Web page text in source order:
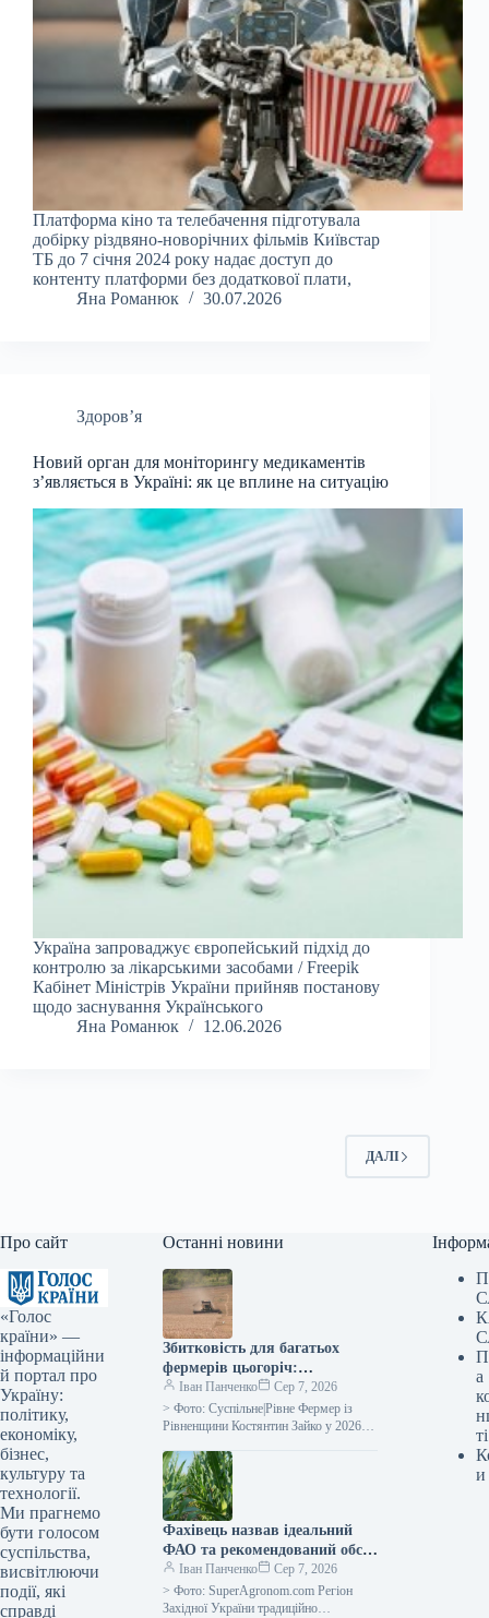
Платформа кіно та телебачення підготувала
добірку різдвяно-новорічних фільмів Київстар
ТБ до 7 січня 2024 року надає доступ до
контенту платформи без додаткової плати,
Яна Романюк
30.07.2026
Здоров’я
Новий орган для моніторингу медикаментів
з’являється в Україні: як це вплине на ситуацію
Україна запроваджує європейський підхід до
контролю за лікарськими засобами / Freepik
Кабінет Міністрів України прийняв постанову
щодо заснування Українського
Яна Романюк
12.06.2026
ДАЛІ
Про сайт
«Голос
країни» —
інформаційни
й портал про
Україну:
політику,
економіку,
бізнес,
культуру та
технології.
Ми прагнемо
бути голосом
суспільства,
висвітлюючи
події, які
справді
Останні новини
Збитковість для багатьох
фермерів цьогоріч:
рівненський аграрій про ціни
на зерно —
SuperAgronom.com
Іван Панченко
Сер 7, 2026
> Фото: Суспільне|Рівне Фермер із
Рівненщини Костянтин Зайко у 2026
рівні 5 т/га. Це приблизно…
Фахівець назвав ідеальний
ФАО та рекомендований обсяг
посіву кукурудзи на силос для
західного регіону України —
SuperAgronom.com
Іван Панченко
Сер 7, 2026
> Фото: SuperAgronom.com Регіон
Західної України традиційно
а
ті
и